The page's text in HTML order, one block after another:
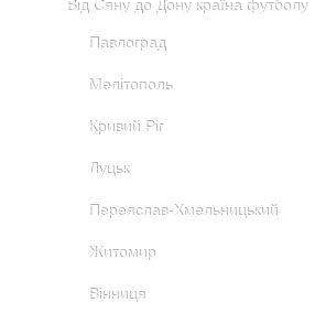
Від Сяну до Дону країна футболу
Павлоград
Мелітополь
Кривий Ріг
Луцьк
Переяслав-Хмельницький
Житомир
Вінниця